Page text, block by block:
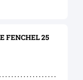
FENCHEL 25